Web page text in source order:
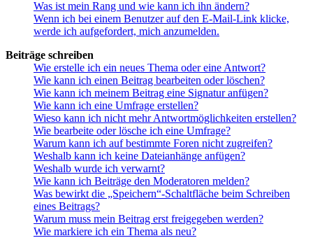
Was ist mein Rang und wie kann ich ihn ändern?
Wenn ich bei einem Benutzer auf den E-Mail-Link klicke,
werde ich aufgefordert, mich anzumelden.
Beiträge schreiben
Wie erstelle ich ein neues Thema oder eine Antwort?
Wie kann ich einen Beitrag bearbeiten oder löschen?
Wie kann ich meinem Beitrag eine Signatur anfügen?
Wie kann ich eine Umfrage erstellen?
Wieso kann ich nicht mehr Antwortmöglichkeiten erstellen?
Wie bearbeite oder lösche ich eine Umfrage?
Warum kann ich auf bestimmte Foren nicht zugreifen?
Weshalb kann ich keine Dateianhänge anfügen?
Weshalb wurde ich verwarnt?
Wie kann ich Beiträge den Moderatoren melden?
Was bewirkt die „Speichern“-Schaltfläche beim Schreiben
eines Beitrags?
Warum muss mein Beitrag erst freigegeben werden?
Wie markiere ich ein Thema als neu?